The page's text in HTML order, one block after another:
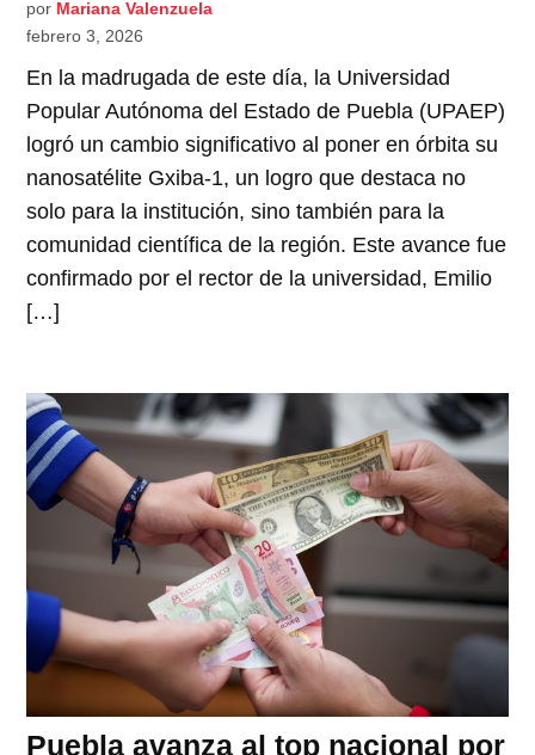
por Mariana Valenzuela
febrero 3, 2026
En la madrugada de este día, la Universidad
Popular Autónoma del Estado de Puebla (UPAEP)
logró un cambio significativo al poner en órbita su
nanosatélite Gxiba-1, un logro que destaca no
solo para la institución, sino también para la
comunidad científica de la región. Este avance fue
confirmado por el rector de la universidad, Emilio
[…]
Puebla avanza al top nacional por